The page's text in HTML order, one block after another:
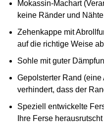
Mokassin-Machart
keine Ränder und
Zehenkappe mit
auf die richtige Weise
Sohle mit guter
Gepolsterter Rand (eine
verhindert, dass der
Speziell entwickelte
Ihre Ferse herausrutscht